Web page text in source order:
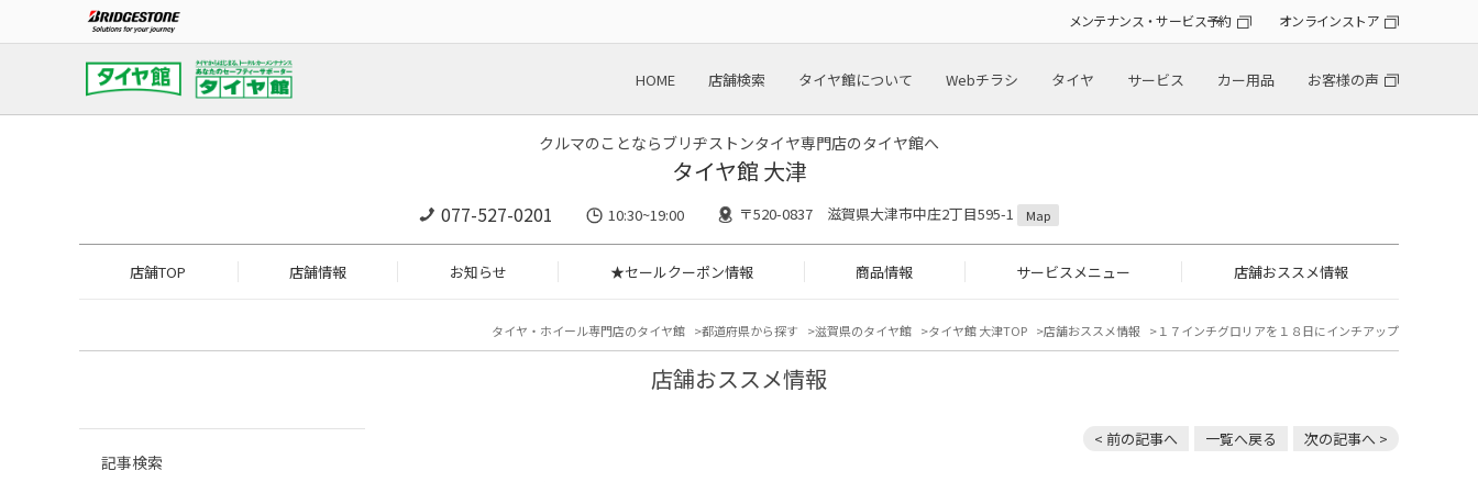
メンテナンス・サービス予約 オンラインストア
HOME 店舗検索 タイヤ館について Webチラシ タイヤ サービス カー用品 お客様の声
クルマのことならブリヂストンタイヤ専門店のタイヤ館へ
タイヤ館 大津
077-527-0201 10:30~19:00 〒520-0837 滋賀県大津市中庄2丁目595-1 Map
店舗TOP 店舗情報 お知らせ ★セールクーポン情報 商品情報 サービスメニュー 店舗おススメ情報
タイヤ・ホイール専門店のタイヤ館 都道府県から探す 滋賀県のタイヤ館 タイヤ館 大津TOP 店舗おススメ情報 １７インチグロリアを１８日にインチアップ
店舗おススメ情報
< 前の記事へ 一覧へ戻る 次の記事へ >
記事検索